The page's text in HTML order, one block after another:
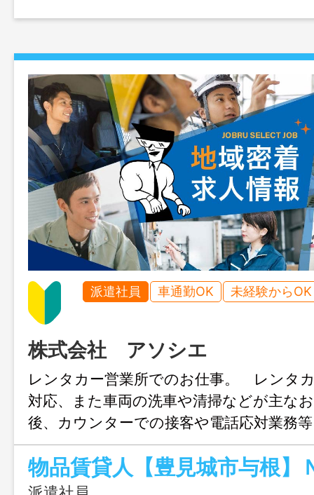
派遣社員 車通勤OK 未経験からOK
株式会社 アソシエ
レンタカー営業所でのお仕事。 レンタ
対応、また車両の洗車や清掃などが主な
後、カウンターでの接客や電話応対業務
少しずつ増やしていくのでやりがいもあ
者も大歓迎です。「車に詳しくない」「
ことが無い」という悩みを持っていても